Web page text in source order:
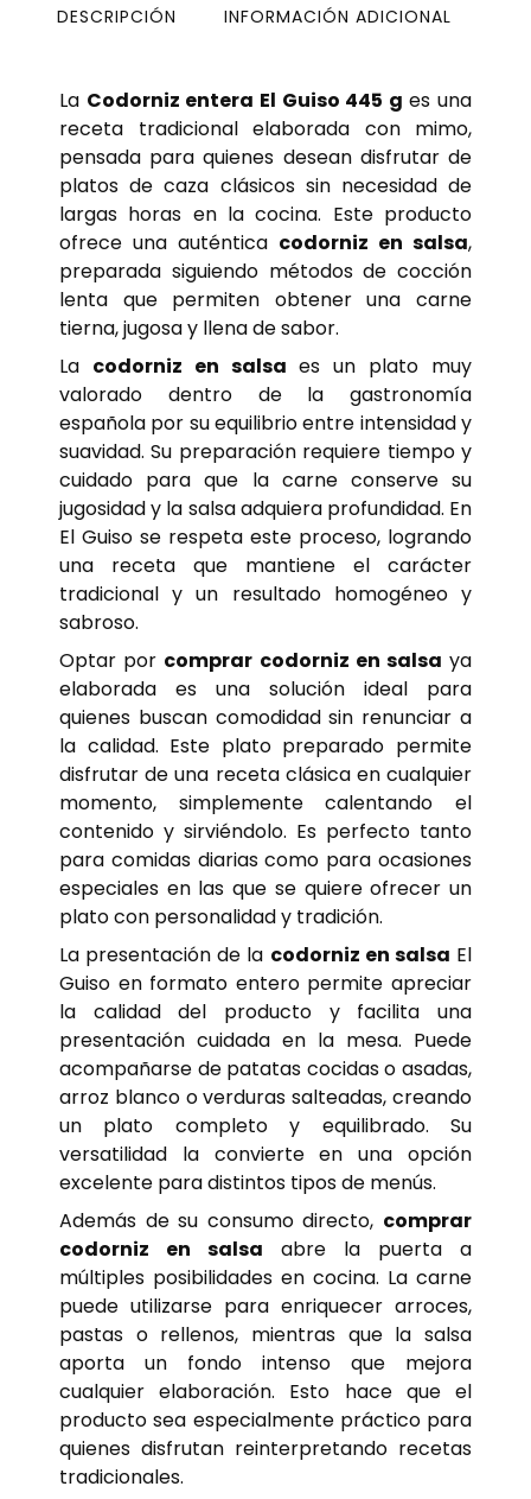
DESCRIPCIÓN INFORMACIÓN ADICIONAL
La Codorniz entera El Guiso 445 g es una
receta tradicional elaborada con mimo,
pensada para quienes desean disfrutar de
platos de caza clásicos sin necesidad de
largas horas en la cocina. Este producto
ofrece una auténtica codorniz en salsa,
preparada siguiendo métodos de cocción
lenta que permiten obtener una carne
tierna, jugosa y llena de sabor.
La codorniz en salsa es un plato muy
valorado dentro de la gastronomía
española por su equilibrio entre intensidad y
suavidad. Su preparación requiere tiempo y
cuidado para que la carne conserve su
jugosidad y la salsa adquiera profundidad. En
El Guiso se respeta este proceso, logrando
una receta que mantiene el carácter
tradicional y un resultado homogéneo y
sabroso.
Optar por comprar codorniz en salsa ya
elaborada es una solución ideal para
quienes buscan comodidad sin renunciar a
la calidad. Este plato preparado permite
disfrutar de una receta clásica en cualquier
momento, simplemente calentando el
contenido y sirviéndolo. Es perfecto tanto
para comidas diarias como para ocasiones
especiales en las que se quiere ofrecer un
plato con personalidad y tradición.
La presentación de la codorniz en salsa El
Guiso en formato entero permite apreciar
la calidad del producto y facilita una
presentación cuidada en la mesa. Puede
acompañarse de patatas cocidas o asadas,
arroz blanco o verduras salteadas, creando
un plato completo y equilibrado. Su
versatilidad la convierte en una opción
excelente para distintos tipos de menús.
Además de su consumo directo, comprar
codorniz en salsa abre la puerta a
múltiples posibilidades en cocina. La carne
puede utilizarse para enriquecer arroces,
pastas o rellenos, mientras que la salsa
aporta un fondo intenso que mejora
cualquier elaboración. Esto hace que el
producto sea especialmente práctico para
quienes disfrutan reinterpretando recetas
tradicionales.